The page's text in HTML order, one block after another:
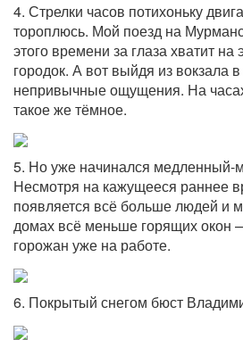
4. Стрелки часов потихоньку
тороплюсь. Мой поезд на
этого времени за глаза хватит на
городок. А вот выйдя из вокзала
непривычные ощущения. На
такое же тёмное.
5. Но уже начинался медленный-
Несмотря на кажущееся раннее
появляется всё больше людей и
домах всё меньше горящих окон
горожан уже на работе.
6. Покрытый снегом бюст